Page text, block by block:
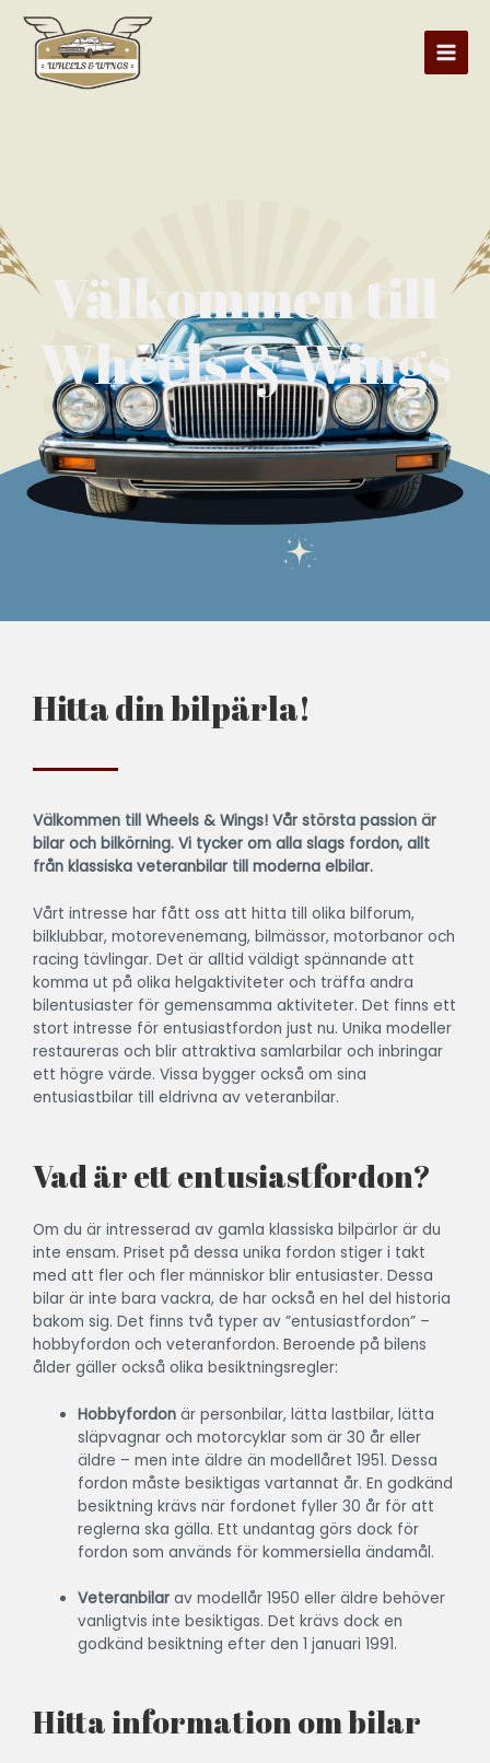
Välkommen till
Wheels & Wings
Hitta din bilpärla!
Välkommen till Wheels & Wings! Vår största passion är
bilar och bilkörning. Vi tycker om alla slags fordon, allt
från klassiska veteranbilar till moderna elbilar.
Vårt intresse har fått oss att hitta till olika bilforum,
bilklubbar, motorevenemang, bilmässor, motorbanor och
racing tävlingar. Det är alltid väldigt spännande att
komma ut på olika helgaktiviteter och träffa andra
bilentusiaster för gemensamma aktiviteter. Det finns ett
stort intresse för entusiastfordon just nu. Unika modeller
restaureras och blir attraktiva samlarbilar och inbringar
ett högre värde. Vissa bygger också om sina
entusiastbilar till eldrivna av veteranbilar.
Vad är ett entusiastfordon?
Om du är intresserad av gamla klassiska bilpärlor är du
inte ensam. Priset på dessa unika fordon stiger i takt
med att fler och fler människor blir entusiaster. Dessa
bilar är inte bara vackra, de har också en hel del historia
bakom sig. Det finns två typer av ”entusiastfordon” –
hobbyfordon och veteranfordon. Beroende på bilens
ålder gäller också olika besiktningsregler:
Hobbyfordon är personbilar, lätta lastbilar, lätta
släpvagnar och motorcyklar som är 30 år eller
äldre – men inte äldre än modellåret 1951. Dessa
fordon måste besiktigas vartannat år. En godkänd
besiktning krävs när fordonet fyller 30 år för att
reglerna ska gälla. Ett undantag görs dock för
fordon som används för kommersiella ändamål.
Veteranbilarav modellår 1950 eller äldre behöver
vanligtvis inte besiktigas. Det krävs dock en
godkänd besiktning efter den 1 januari 1991.
Hitta information om bilar